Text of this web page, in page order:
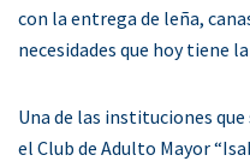
con la entrega de leña,
necesidades que hoy tiene
Una de las instituciones
el Club de Adulto Mayor